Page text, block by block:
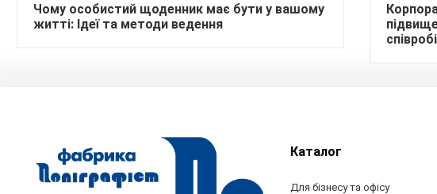
Чому особистий щоденник має бути у вашому
житті: Ідеї та методи ведення
Каталог
Для бізнесу та офісу